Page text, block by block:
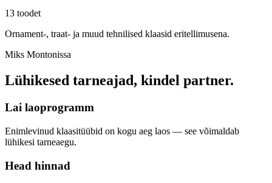
13 toodet
Ornament-, traat- ja muud tehnilised klaasid eritellimusena.
Miks Montonissa
Lühikesed tarneajad, kindel partner.
Lai laoprogramm
Enimlevinud klaasitüübid on kogu aeg laos — see võimaldab
lühikesi tarneaegu.
Head hinnad